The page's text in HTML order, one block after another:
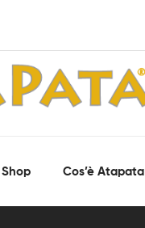
Shop Cos’è Atapata